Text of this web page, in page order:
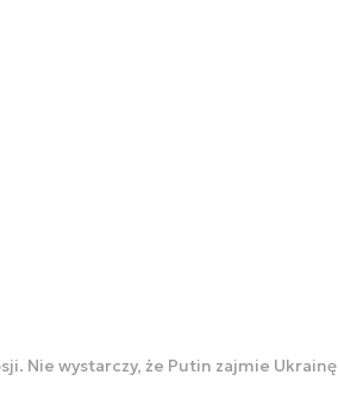
Nie wystarczy, że Putin zajmie Ukrainę